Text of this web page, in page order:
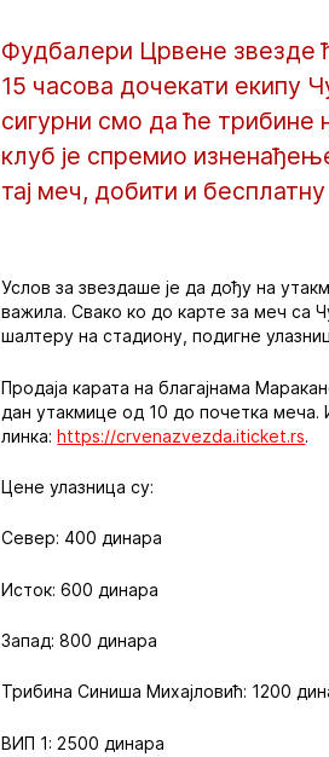
Фудбалери Црвене звезде
15 часова дочекати екипу
сигурни смо да ће
клуб је спремио
тај меч, добити и
Услов за звездаше је да дођу на
важила. Свако ко до карте за меч са
шалтеру на стадиону, подигне
Продаја карата на благајнама
дан утакмице од 10 до почетка меча.
линка:https://crvenazvezda.iticket.rs.
Цене улазница су:
Север: 400 динара
Исток: 600 динара
Запад: 800 динара
Трибина Синиша Михајловић: 1200
ВИП 1: 2500 динара